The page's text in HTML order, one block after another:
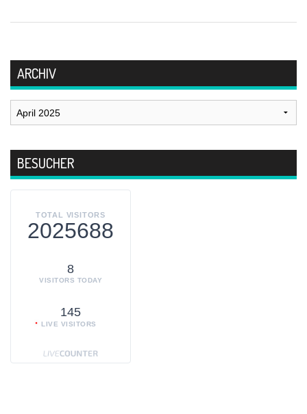
ARCHIV
Archiv
BESUCHER
TOTAL VISITORS
2025688
8
VISITORS TODAY
145
LIVE VISITORS